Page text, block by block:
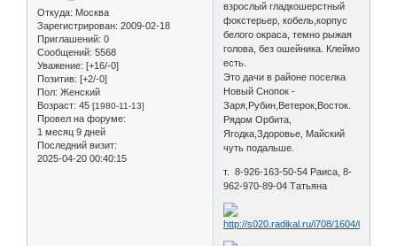
Откуда: Москва
Зарегистрирован: 2009-02-18
Приглашений: 0
Сообщений: 5568
Уважение: [+16/-0]
Позитив: [+2/-0]
Пол: Женский
Возраст: 45 [1980-11-13]
Провел на форуме:
1 месяц 9 дней
Последний визит:
2025-04-20 00:40:15
взрослый гладкошерстный
фокстерьер, кобель,корпус
белого окраса, темно рыжая
голова, без ошейника. Клеймо
есть.
Это дачи в районе поселка
Новый Снопок -
Заря,Рубин,Ветерок,Восток.
Рядом Орбита,
Ягодка,Здоровье, Майский
чуть подальше.
т. 8-926-163-50-54 Раиса, 8-
962-970-89-04 Татьяна